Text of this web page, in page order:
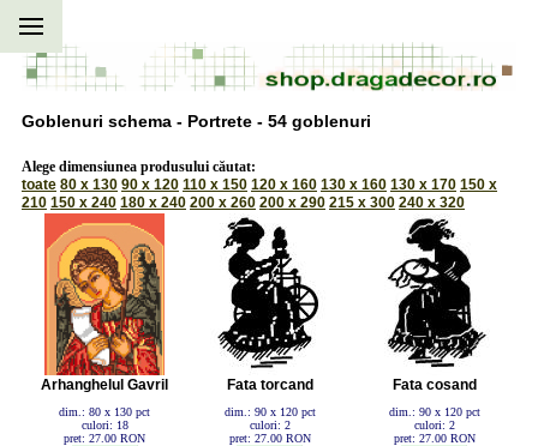
Goblenuri schema - Portrete - 54 goblenuri
Alege dimensiunea produsului căutat:
toate 80 x 130 90 x 120 110 x 150 120 x 160 130 x 160 130 x 170 150 x
210 150 x 240 180 x 240 200 x 260 200 x 290 215 x 300 240 x 320
Arhanghelul Gavril
dim.: 80 x 130 pct
culori: 18
pret: 27.00 RON
Fata torcand
dim.: 90 x 120 pct
culori: 2
pret: 27.00 RON
Fata cosand
dim.: 90 x 120 pct
culori: 2
pret: 27.00 RON